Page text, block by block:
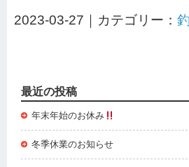
2023-03-27｜カテゴリー：
最近の投稿
年末年始のお休み
冬季休業のお知らせ